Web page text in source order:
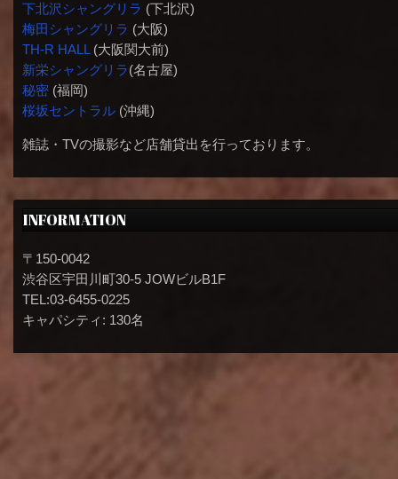
下北沢シャングリラ (下北沢)
梅田シャングリラ (大阪)
TH-R HALL(大阪関大前)
新栄シャングリラ(名古屋)
秘密(福岡)
桜坂セントラル(沖縄)
雑誌・TVの撮影など店舗貸出を行っております。
INFORMATION
〒150-0042
渋谷区宇田川町30-5 JOWビルB1F
TEL:03-6455-0225
キャパシティ: 130名